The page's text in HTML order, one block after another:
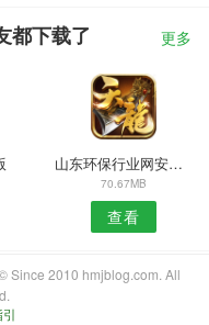
都下载了 更多
山东环保行业网安卓版
70.67MB
查看
Since 2010 hmjblog.com. All